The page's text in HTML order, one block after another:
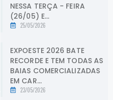
NESSA TERÇA - FEIRA
(26/05) E...
25/05/2026
EXPOESTE 2026 BATE
RECORDE E TEM TODAS AS
BAIAS COMERCIALIZADAS
EM CAR...
23/05/2026